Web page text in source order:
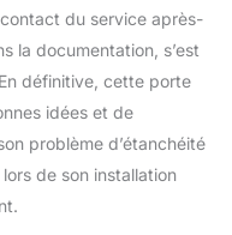
démarre
- 3 secondes.
du service après-
la documentation, s’est
définitive, cette porte
idées et de
problème d’étanchéité
de son installation